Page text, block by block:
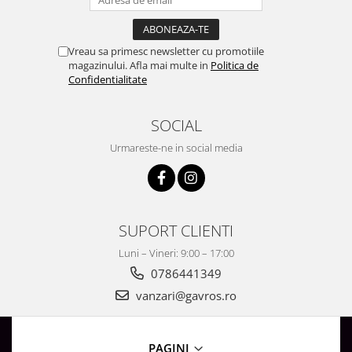
Surse de Alimentare si Accesorii
Profile Aluminiu pentru Banda LED
Iluminat Industrial
Corp Iluminat Led Highbay
Videointerfoane Si Interfoane
Statii Incarcare Electrice
Stalpi Octogonali Galvanizati
Stalpi Decorativi
Plafoniere cu ventilator integrat
Vreau sa primesc newsletter cu promotiile
magazinului. Afla mai multe in Politica de
Confidentialitate
SOCIAL
Urmareste-ne in social media
SUPORT CLIENTI
Luni – Vineri: 9:00 – 17:00
0786441349
vanzari@gavros.ro
PAGINI